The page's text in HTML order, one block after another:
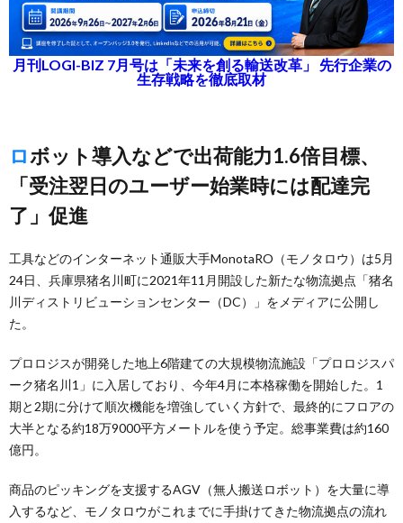
月刊LOGI-BIZ 7月号は「未来を創る輸送改革」 先行企業の
生存戦略を徹底取材
ロボット導入などで出荷能力1.6倍目標、
「受注翌日のユーザー始業時には配達完
了」促進
工具などのインターネット通販大手MonotaRO（モノタロウ）は5月
24日、兵庫県猪名川町に2021年11月開設した新たな物流拠点「猪名
川ディストリビューションセンター（DC）」をメディアに公開し
た。
プロロジスが開発した地上6階建ての大規模物流施設「プロロジスパ
ーク猪名川1」に入居しており、今年4月に本格稼働を開始した。1
期と2期に分けて順次機能を増強していく方針で、最終的にフロアの
大半となる約18万9000平方メートルを使う予定。総事業費は約160
億円。
商品のピッキングを支援するAGV（無人搬送ロボット）を大量に導
入するなど、モノタロウがこれまでに手掛けてきた物流拠点の流れ